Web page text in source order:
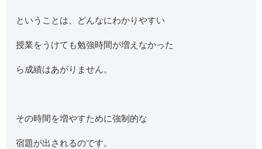
ということは、どんなにわかりやすい
授業をうけても勉強時間が増えなかった
ら成績はあがりません。
その時間を増やすために強制的な
宿題が出されるのです。